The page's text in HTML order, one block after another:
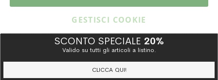
Copyright © 2015 Gioielleria Oreste Troso. All rights reserved. P. IVA
IT02064590751
GESTISCI COOKIE
SCONTO SPECIALE 20%
Valido su tutti gli articoli a listino.
CLICCA QUI!